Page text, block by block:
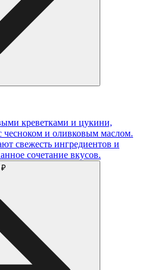
креветками и цукини,
чесноком и оливковым маслом.
свежесть ингредиентов и
сочетание вкусов.
₽